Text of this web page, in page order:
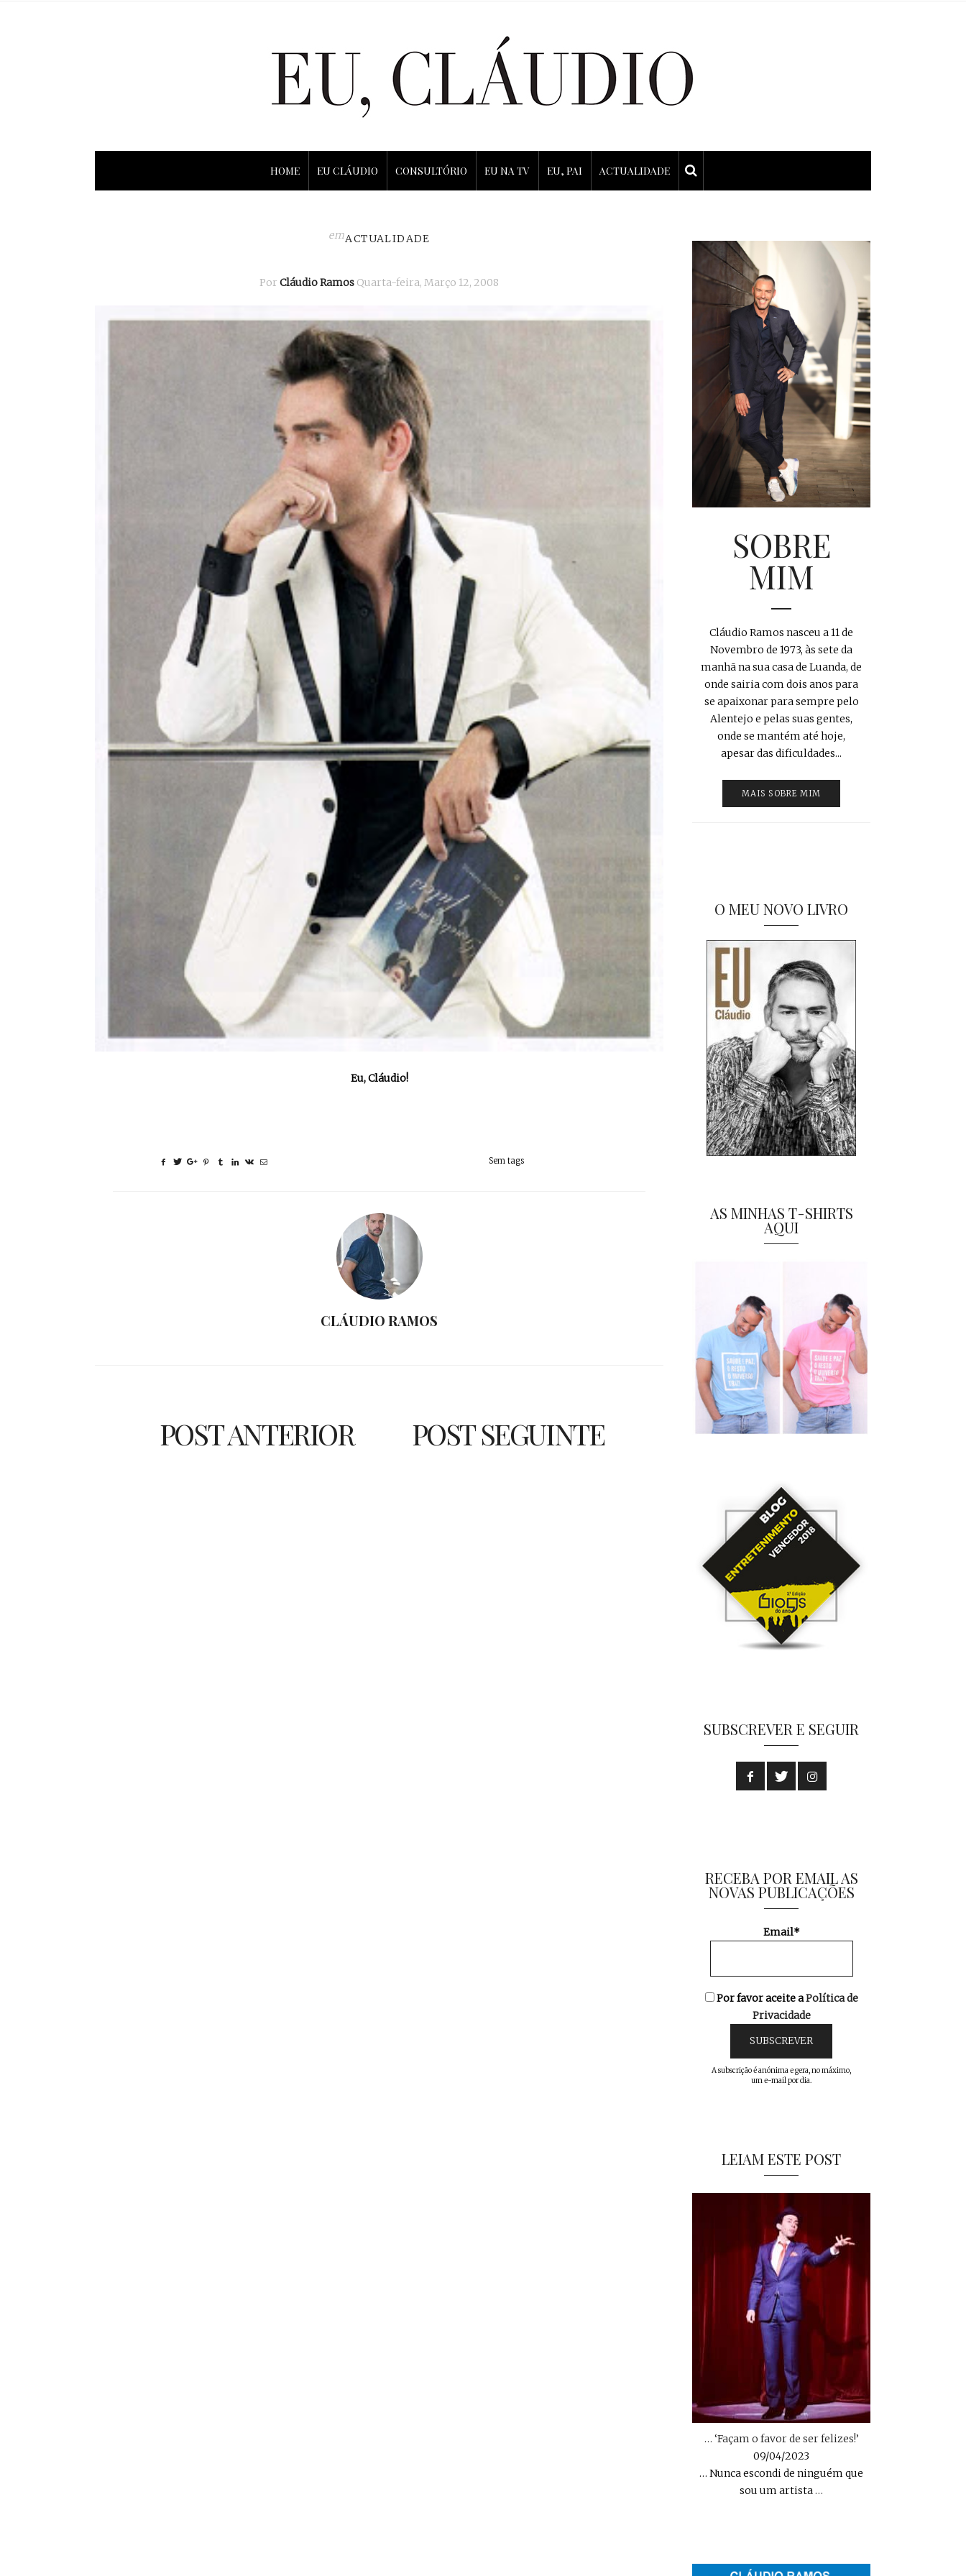
HOME EU CLÁUDIO CONSULTÓRIO EU NA TV EU, PAI ACTUALIDADE
emACTUALIDADE
PorCláudio Ramos Quarta-feira, Março 12, 2008
Eu, Cláudio!
Sem tags
CLÁUDIO RAMOS
POST ANTERIOR POST SEGUINTE
SOBRE
MIM
Cláudio Ramos nasceu a 11 de
Novembro de 1973, às sete da
manhã na sua casa de Luanda, de
onde sairia com dois anos para
se apaixonar para sempre pelo
Alentejo e pelas suas gentes,
onde se mantém até hoje,
apesar das dificuldades...
MAIS SOBRE MIM
O MEU NOVO LIVRO
AS MINHAS T-SHIRTS
AQUI
SUBSCREVER E SEGUIR
RECEBA POR EMAIL AS
NOVAS PUBLICAÇÕES
Email*
Por favor aceite aPolítica de
Privacidade
A subscrição é anónima e gera, no máximo,
um e-mail por dia.
LEIAM ESTE POST
… ‘Façam o favor de ser felizes!’
09/04/2023
… Nunca escondi de ninguém que
sou um artista…